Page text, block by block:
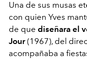
Una de sus musas
con quien Yves
de que diseñara el
Jour(1967), del
acompañaba a